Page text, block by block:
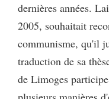
dernières années.
2005, souhaitait
communisme, qu'il
traduction de sa
de Limoges